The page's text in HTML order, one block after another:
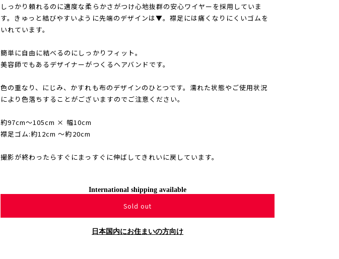
しっかり頼れるのに適度な柔らかさがつけ心地抜群の安心ワイヤーを採用していま
す。きゅっと結びやすいように先端のデザインは▼。襟足には痛くなりにくいゴムを
いれています。
簡単に自由に結べるのにしっかりフィット。
美容師でもあるデザイナーがつくるヘアバンドです。
色の重なり、にじみ、かすれも布のデザインのひとつです。濡れた状態やご使用状況
により色落ちすることがございますのでご注意ください。
約97cm〜105cm × 幅10cm
襟足ゴム:約12cm 〜約20cm
撮影が終わったらすぐにまっすぐに伸ばしてきれいに戻しています。
International shipping available
Sold out
日本国内にお住まいの方向け